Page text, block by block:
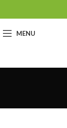
MENU